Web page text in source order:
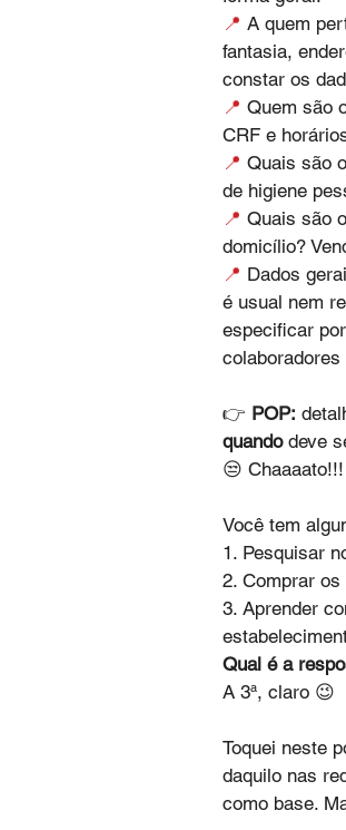
📍 A quem
fantasia,
constar os
📍 Quem são
CRF e
📍 Quais são
de higiene
📍 Quais são
domicílio?
📍 Dados
é usual nem
especificar
👉 POP:
quando deve
😒
Você tem
1. Pesquisar
2. Comprar
3. Aprender
Qual é a
A 3ª, claro 😉
Toquei neste
daquilo nas
como base.